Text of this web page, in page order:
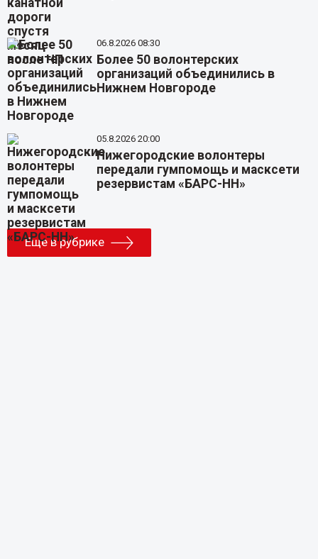
06.8.2026 08:30
Более 50 волонтерских
организаций объединились в
Нижнем Новгороде
05.8.2026 20:00
Нижегородские волонтеры
передали гумпомощь и масксети
резервистам «БАРС-НН»
Еще в рубрике